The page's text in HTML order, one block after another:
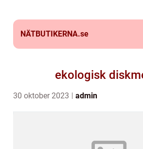
NÄTBUTIKERNA.se
ekologisk
30 oktober 2023 admin